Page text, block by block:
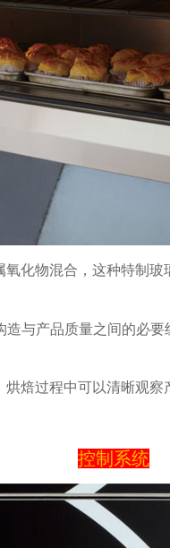
化物混合，这种特制
造与产品质量之间的必
焙过程中可以清晰观察
控制系统